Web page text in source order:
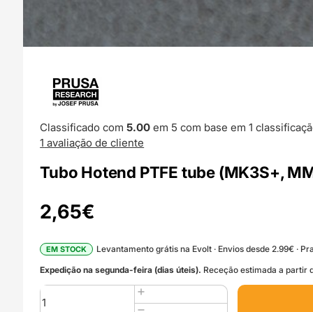
Classificado com5.00 em 5 com base em1
1 avaliação de cliente
Tubo Hotend PTFE tube (MK3S+,
2,65€
EM STOCK
Levantamento grátis na Evolt · Envios desde 2.99€ ·
Expedição na segunda-feira (dias úteis). Receção estimada a partir
Quantidade
de